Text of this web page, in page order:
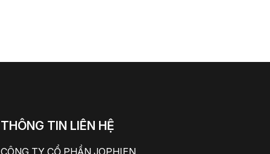
THÔNG TIN LIÊN HỆ
CÔNG TY CỔ PHẦN JOPHIEN